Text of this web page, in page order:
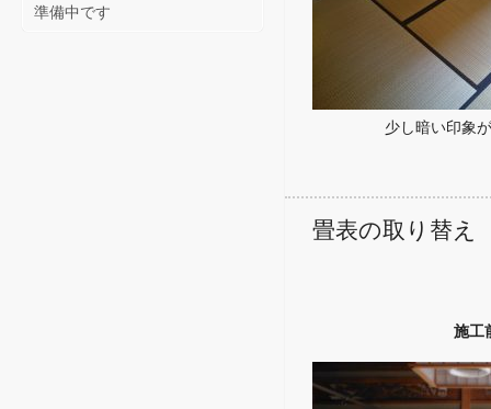
少し暗い印象
畳表の取り替え
施工
準備中です